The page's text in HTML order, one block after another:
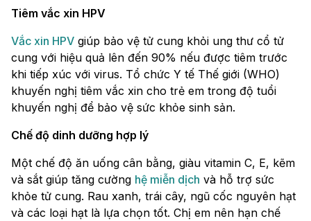
Tiêm vắc xin HPV
Vắc xin HPV giúp bảo vệ tử cung khỏi ung thư cổ tử
cung với hiệu quả lên đến 90% nếu được tiêm trước
khi tiếp xúc với virus. Tổ chức Y tế Thế giới (WHO)
khuyến nghị tiêm vắc xin cho trẻ em trong độ tuổi
khuyến nghị để bảo vệ sức khỏe sinh sản.
Chế độ dinh dưỡng hợp lý
Một chế độ ăn uống cân bằng, giàu vitamin C, E, kẽm
và sắt giúp tăng cường hệ miễn dịch và hỗ trợ sức
khỏe tử cung. Rau xanh, trái cây, ngũ cốc nguyên hạt
và các loại hạt là lựa chọn tốt. Chị em nên hạn chế